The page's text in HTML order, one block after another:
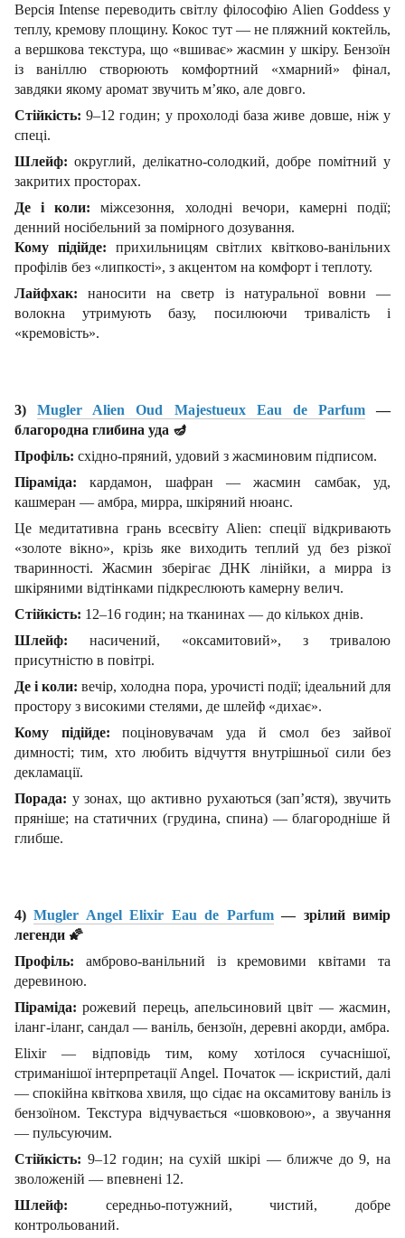
Версія Intense переводить світлу філософію Alien Goddess у
теплу, кремову площину. Кокос тут — не пляжний коктейль,
а вершкова текстура, що «вшиває» жасмин у шкіру. Бензоїн
із ваніллю створюють комфортний «хмарний» фінал,
завдяки якому аромат звучить м’яко, але довго.
Стійкість: 9–12 годин; у прохолоді база живе довше, ніж у
спеці.
Шлейф: округлий, делікатно-солодкий, добре помітний у
закритих просторах.
Де і коли: міжсезоння, холодні вечори, камерні події;
денний носібельний за помірного дозування.
Кому підійде: прихильницям світлих квітково-ванільних
профілів без «липкості», з акцентом на комфорт і теплоту.
Лайфхак: наносити на светр із натуральної вовни —
волокна утримують базу, посилюючи тривалість і
«кремовість».
3)Mugler Alien Oud Majestueux Eau de Parfum—
благородна глибина уда 🪔
Профіль: східно-пряний, удовий з жасминовим підписом.
Піраміда: кардамон, шафран — жасмин самбак, уд,
кашмеран — амбра, мирра, шкіряний нюанс.
Це медитативна грань всесвіту Alien: спеції відкривають
«золоте вікно», крізь яке виходить теплий уд без різкої
тваринності. Жасмин зберігає ДНК лінійки, а мирра із
шкіряними відтінками підкреслюють камерну велич.
Стійкість: 12–16 годин; на тканинах — до кількох днів.
Шлейф: насичений, «оксамитовий», з тривалою
присутністю в повітрі.
Де і коли: вечір, холодна пора, урочисті події; ідеальний для
простору з високими стелями, де шлейф «дихає».
Кому підійде: поціновувачам уда й смол без зайвої
димності; тим, хто любить відчуття внутрішньої сили без
декламації.
Порада: у зонах, що активно рухаються (зап’ястя), звучить
пряніше; на статичних (грудина, спина) — благородніше й
глибше.
4)Mugler Angel Elixir Eau de Parfum— зрілий вимір
легенди 🌠
Профіль: амброво-ванільний із кремовими квітами та
деревиною.
Піраміда: рожевий перець, апельсиновий цвіт — жасмин,
іланг-іланг, сандал — ваніль, бензоїн, деревні акорди, амбра.
Elixir — відповідь тим, кому хотілося сучаснішої,
стриманішої інтерпретації Angel. Початок — іскристий, далі
— спокійна квіткова хвиля, що сідає на оксамитову ваніль із
бензоїном. Текстура відчувається «шовковою», а звучання
— пульсуючим.
Стійкість: 9–12 годин; на сухій шкірі — ближче до 9, на
зволоженій — впевнені 12.
Шлейф: середньо-потужний, чистий, добре
контрольований.